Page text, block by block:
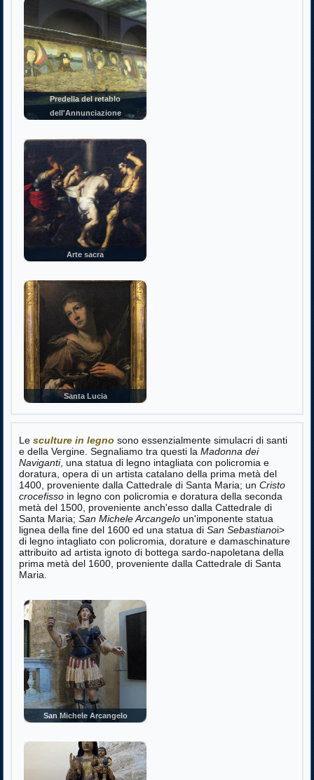
Predella del retablo
dell'Annunciazione
Arte sacra
Santa Lucia
Lesculture in legno sono essenzialmente simulacri di santi
e della Vergine. Segnaliamo tra questi laMadonna dei
Naviganti, una statua di legno intagliata con policromia e
doratura, opera di un artista catalano della prima metà del
1400, proveniente dalla Cattedrale di Santa Maria; unCristo
crocefisso in legno con policromia e doratura della seconda
metà del 1500, proveniente anch'esso dalla Cattedrale di
Santa Maria;San Michele Arcangelo un'imponente statua
lignea della fine del 1600 ed una statua diSan Sebastianoi>
di legno intagliato con policromia, dorature e damaschinature
attribuito ad artista ignoto di bottega sardo-napoletana della
prima metà del 1600, proveniente dalla Cattedrale di Santa
Maria.
San Michele Arcangelo